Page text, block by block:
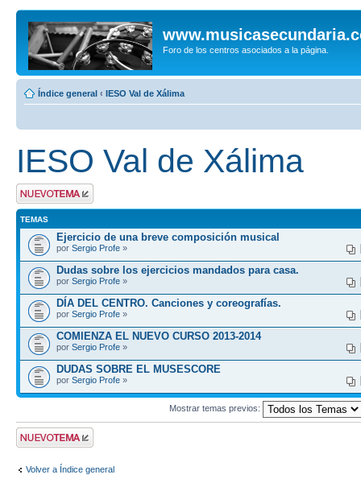
Foro de los centros asociados a la página.
Índice general ‹ IESO Val de Xálima
IESO Val de Xálima
Publicar un nuevo
tema
TEMAS
Ejercicio de una breve composición musical
por Sergio Profe »
Dudas sobre los ejercicios mandados para casa.
por Sergio Profe »
DÍA DEL CENTRO. Canciones y coreografías.
por Sergio Profe »
COMIENZA EL NUEVO CURSO 2013-2014
por Sergio Profe »
DUDAS SOBRE EL MUSESCORE
por Sergio Profe »
Mostrar temas previos:
Publicar un nuevo
tema
Volver a Índice general